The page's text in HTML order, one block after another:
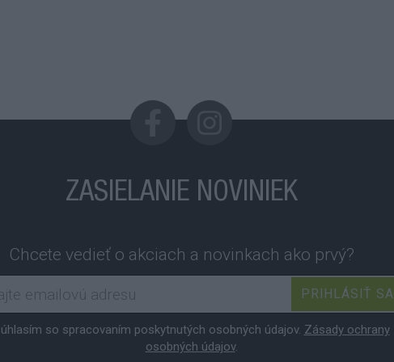
ZASIELANIE NOVINIEK
Chcete vedieť o akciach a novinkach ako prvý?
PRIHLÁSIŤ SA
so spracovaním poskytnutých osobných údajov. Zásady ochrany
osobných údajov.